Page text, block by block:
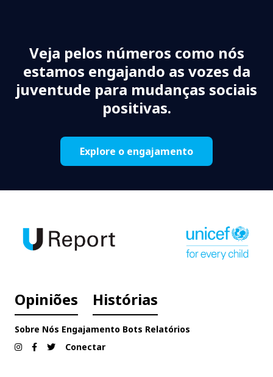
Veja pelos números como nós
estamos engajando as vozes da
juventude para mudanças sociais
positivas.
Explore o engajamento
Opiniões Histórias
Sobre Nós Engajamento Bots Relatórios
Conectar